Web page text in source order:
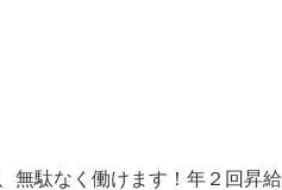
無駄なく働けます！年２回昇